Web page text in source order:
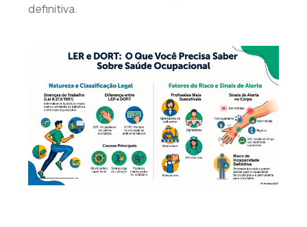
definitiva.